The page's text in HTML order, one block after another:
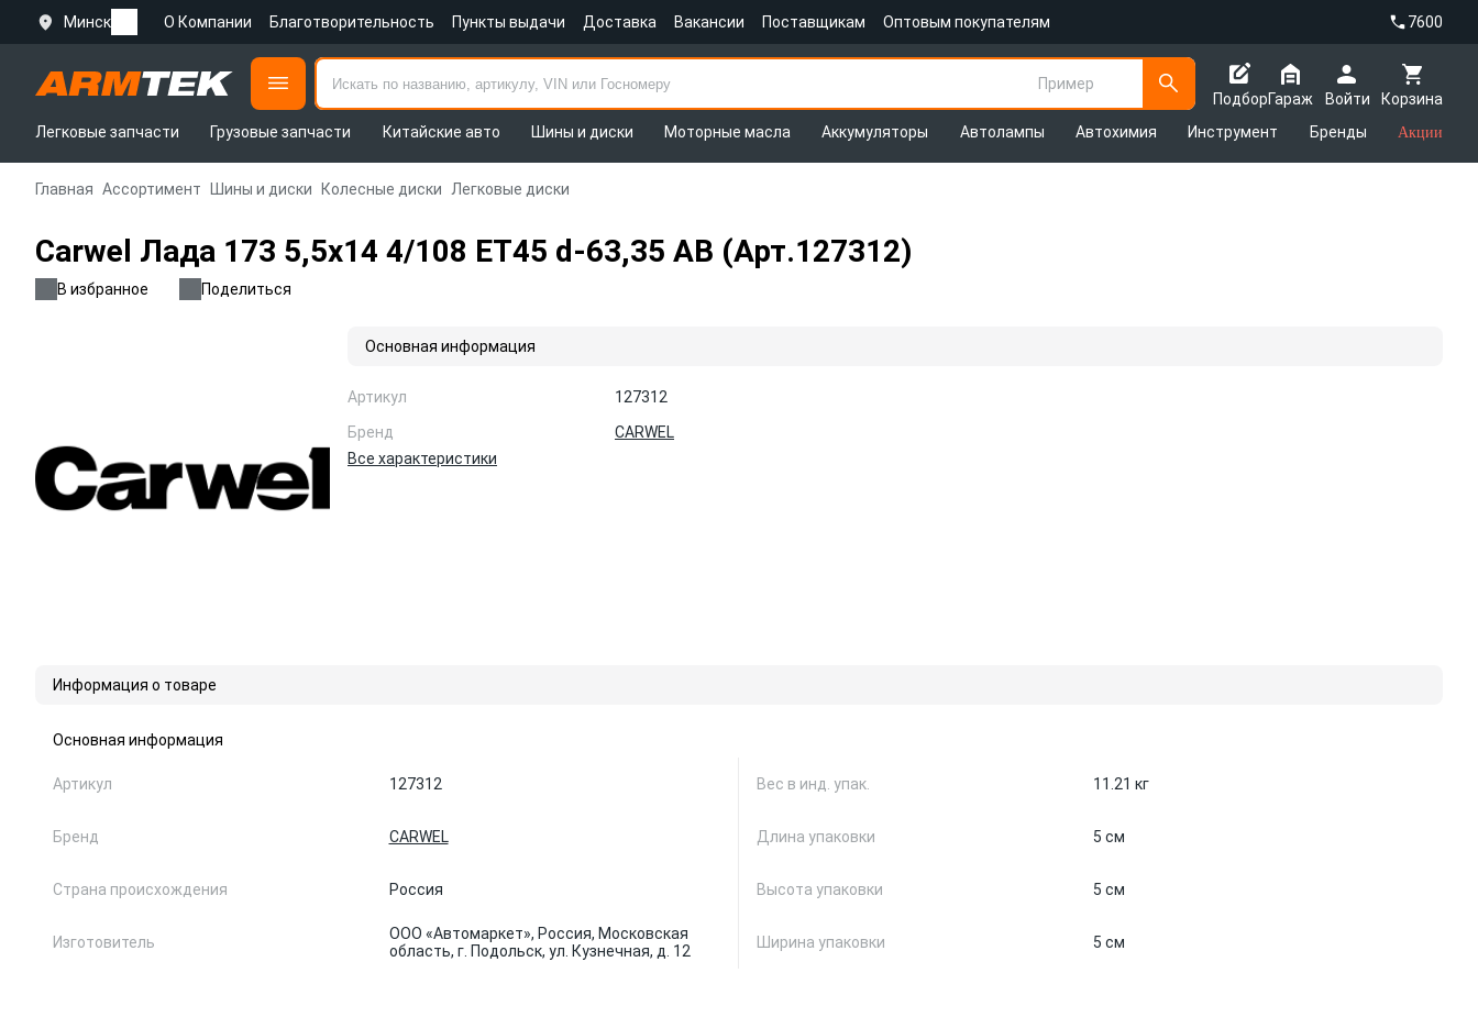
Минск О Компании Благотворительность Пункты выдачи Доставка Вакансии Поставщикам Оптовым покупателям 7600
Пример
Подбор
Корзина
Гараж
Войти
Легковые запчасти
Грузовые запчасти Китайские авто Шины и диски Моторные масла Аккумуляторы Автолампы Автохимия Инструмент Бренды Акции
Главная Ассортимент Шины и диски Колесные диски Легковые диски
Carwel Лада 173 5,5x14 4/108 ET45 d-63,35 AB (Арт.127312)
В избранное Поделиться
Основная информация
Артикул
127312
Бренд
CARWEL
Все характеристики
Информация о товаре
Основная информация
Артикул 127312
Бренд CARWEL
Страна происхождения Россия
Изготовитель
ООО «Автомаркет», Россия, Московская
область, г. Подольск, ул. Кузнечная, д. 12
Вес в инд. упак. 11.21 кг
Длина упаковки 5 см
Высота упаковки 5 см
Ширина упаковки 5 см